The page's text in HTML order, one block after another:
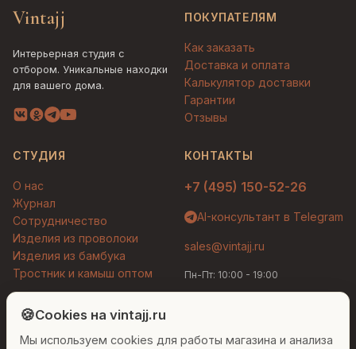
Vintajj
Интерьерная студия с
отбором. Уникальные находки
для вашего дома.
ПОКУПАТЕЛЯМ
Как заказать
Доставка и оплата
Калькулятор доставки
Гарантии
Отзывы
СТУДИЯ
О нас
Журнал
Сотрудничество
Изделия из проволоки
Изделия из бамбука
Тростник и камыш оптом
КОНТАКТЫ
+7 (495) 150-52-26
AI-консультант в Telegram
sales@vintajj.ru
Пн-Пт: 10:00 - 19:00
© 2026 Vintajj. Все права защищены.
🍪Cookies на vintajj.ru
Мы используем cookies для работы магазина и анализа
Людмила
Привет! Я Людмила, ваш персональный